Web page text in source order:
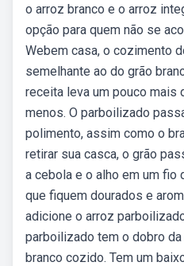
o arroz branco e o arroz
opção para quem não se
Webem casa, o cozimento
semelhante ao do grão
receita leva um pouco mais
menos. O parboilizado
polimento, assim como o
retirar sua casca, o grão
a cebola e o alho em um fio
que fiquem dourados e
adicione o arroz
parboilizado tem o dobro
branco cozido. Tem um